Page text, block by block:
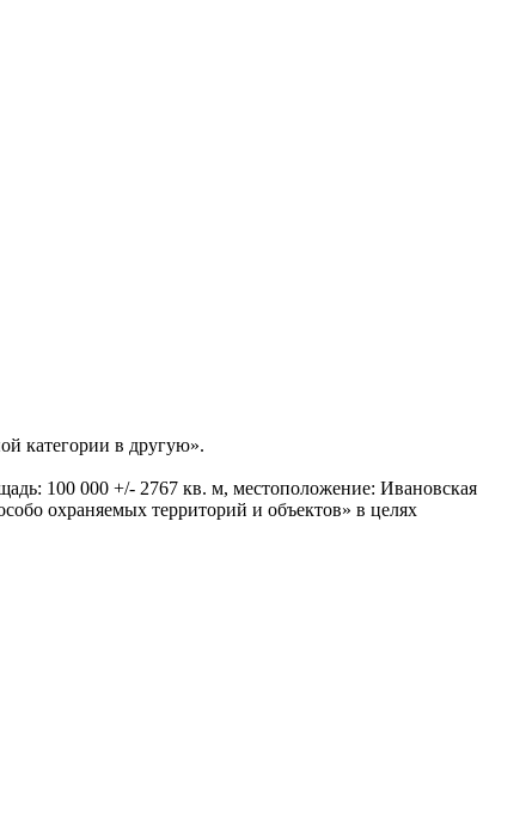
категории в другую».
100 000 +/- 2767 кв. м, местоположение: Ивановская
охраняемых территорий и объектов» в целях